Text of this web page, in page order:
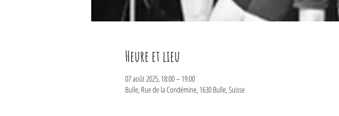
Heure et lieu
07 août 2025, 18:00 – 19:00
Bulle, Rue de la Condémine, 1630 Bulle, Suisse